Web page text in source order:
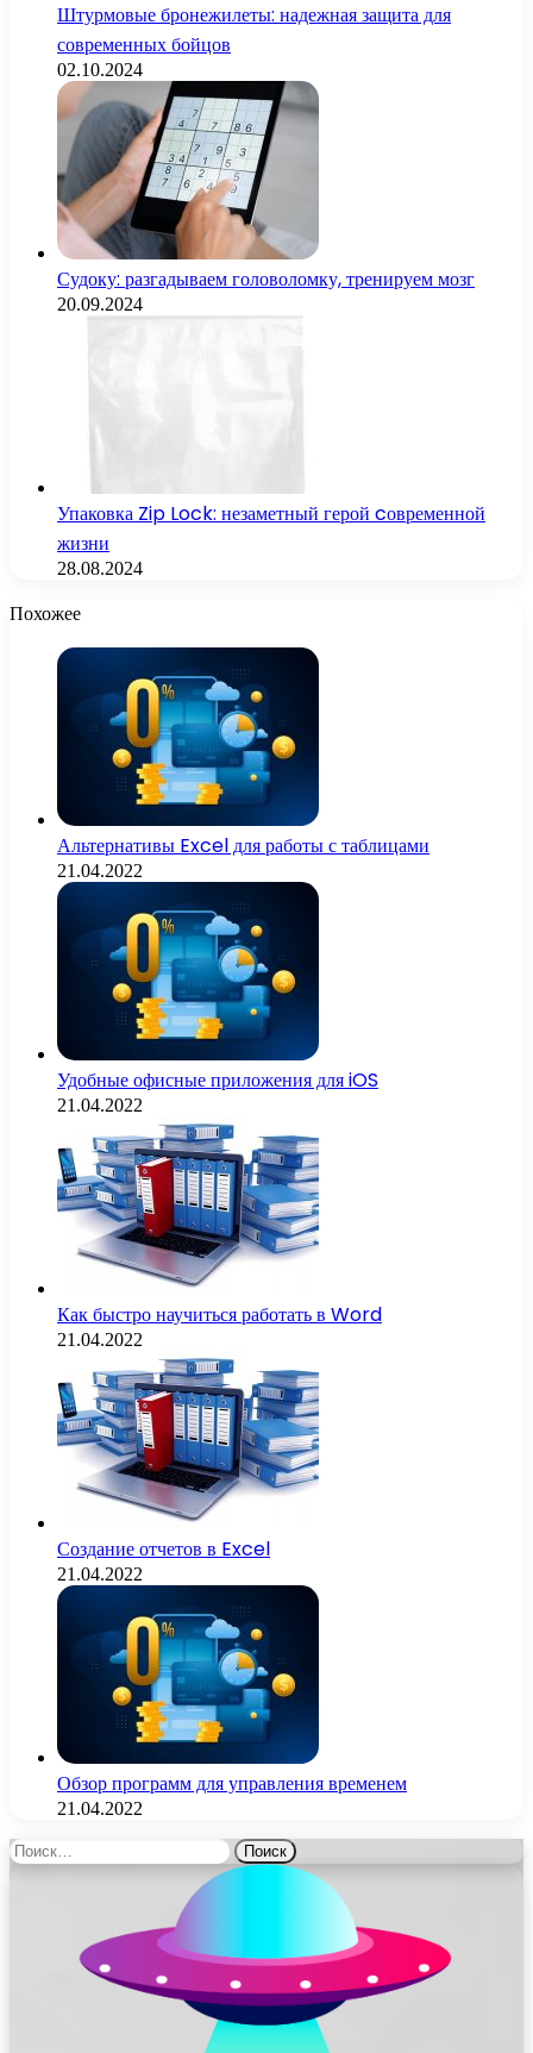
Штурмовые бронежилеты: надежная защита для
современных бойцов
02.10.2024
Судоку: разгадываем головоломку, тренируем мозг
20.09.2024
Упаковка Zip Lock: незаметный герой cовременной
жизни
28.08.2024
Похожее
Альтернативы Excel для работы с таблицами
21.04.2022
Удобные офисные приложения для iOS
21.04.2022
Как быстро научиться работать в Word
21.04.2022
Создание отчетов в Excel
21.04.2022
Обзор программ для управления временем
21.04.2022
Найти: